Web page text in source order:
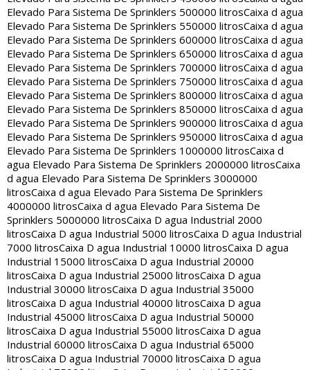
Elevado Para Sistema De Sprinklers 500000 litrosCaixa d agua
Elevado Para Sistema De Sprinklers 550000 litrosCaixa d agua
Elevado Para Sistema De Sprinklers 600000 litrosCaixa d agua
Elevado Para Sistema De Sprinklers 650000 litrosCaixa d agua
Elevado Para Sistema De Sprinklers 700000 litrosCaixa d agua
Elevado Para Sistema De Sprinklers 750000 litrosCaixa d agua
Elevado Para Sistema De Sprinklers 800000 litrosCaixa d agua
Elevado Para Sistema De Sprinklers 850000 litrosCaixa d agua
Elevado Para Sistema De Sprinklers 900000 litrosCaixa d agua
Elevado Para Sistema De Sprinklers 950000 litrosCaixa d agua
Elevado Para Sistema De Sprinklers 1000000 litrosCaixa d
agua Elevado Para Sistema De Sprinklers 2000000 litrosCaixa
d agua Elevado Para Sistema De Sprinklers 3000000
litrosCaixa d agua Elevado Para Sistema De Sprinklers
4000000 litrosCaixa d agua Elevado Para Sistema De
Sprinklers 5000000 litrosCaixa D agua Industrial 2000
litrosCaixa D agua Industrial 5000 litrosCaixa D agua Industrial
7000 litrosCaixa D agua Industrial 10000 litrosCaixa D agua
Industrial 15000 litrosCaixa D agua Industrial 20000
litrosCaixa D agua Industrial 25000 litrosCaixa D agua
Industrial 30000 litrosCaixa D agua Industrial 35000
litrosCaixa D agua Industrial 40000 litrosCaixa D agua
Industrial 45000 litrosCaixa D agua Industrial 50000
litrosCaixa D agua Industrial 55000 litrosCaixa D agua
Industrial 60000 litrosCaixa D agua Industrial 65000
litrosCaixa D agua Industrial 70000 litrosCaixa D agua